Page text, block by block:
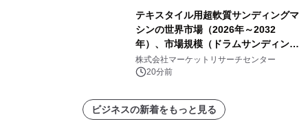
テキスタイル用超軟質サンディングマ
シンの世界市場（2026年～2032
年）、市場規模（ドラムサンディング
マシン、ジェットサンディングマシ
ン、ローラーサンディングマシン、そ
株式会社マーケットリサーチセンター
20分前
ビジネスの新着をもっと見る